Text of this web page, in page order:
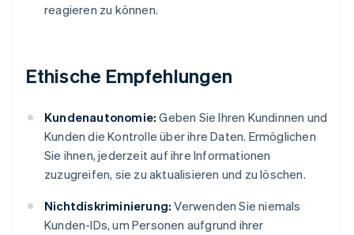
reagieren zu können.
Ethische Empfehlungen
Kundenautonomie: Geben Sie Ihren Kundinnen und
Kunden die Kontrolle über ihre Daten. Ermöglichen
Sie ihnen, jederzeit auf ihre Informationen
zuzugreifen, sie zu aktualisieren und zu löschen.
Nichtdiskriminierung: Verwenden Sie niemals
Kunden-IDs, um Personen aufgrund ihrer